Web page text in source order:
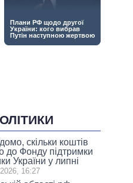
скільки коштів
до Фонду підтримки
України у липні
16:27